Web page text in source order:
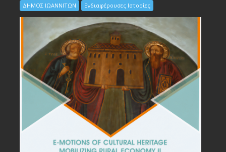
ΔΗΜΟΣ ΙΩΑΝΝΙΤΩΝ Ενδιαφέρουσες Ιστορίες